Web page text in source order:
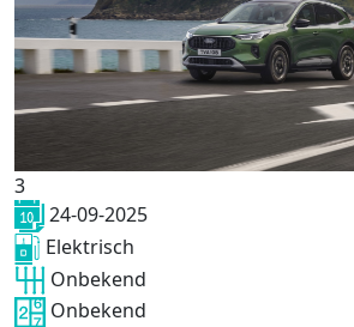
3
24-09-2025
Elektrisch
Onbekend
Onbekend